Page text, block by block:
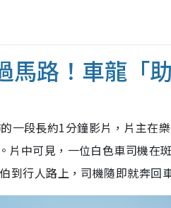
路！車龍「
一段長約1分鐘影片，片主在
片中可見，一位白色車司機在
到行人路上，司機隨即就奔回